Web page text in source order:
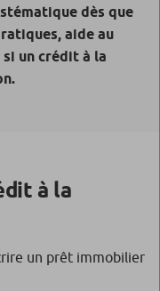
dès que
aide au
un crédit à la
à la
un prêt immobilier